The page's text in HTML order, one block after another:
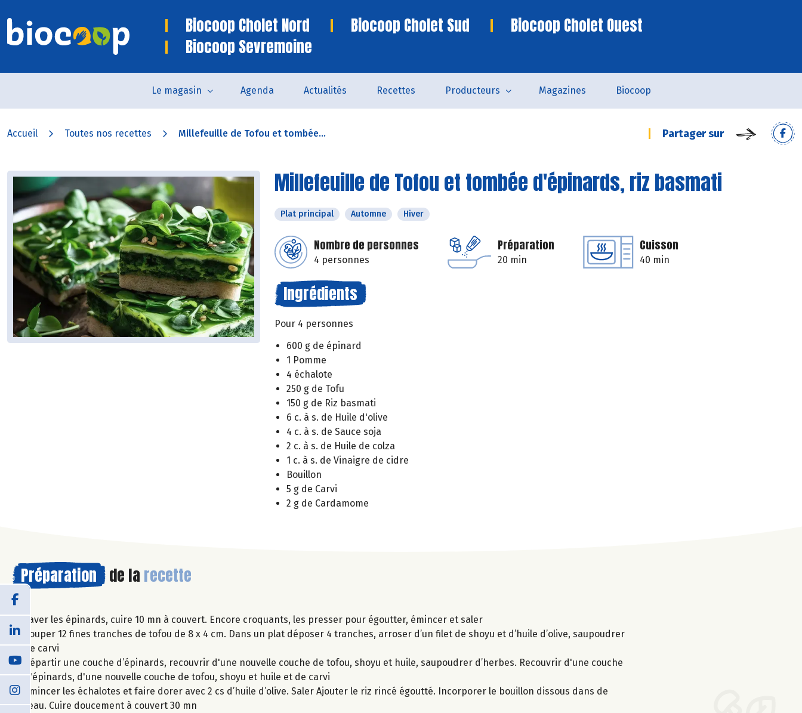
Biocoop Cholet Nord Biocoop Cholet Sud
Biocoop Cholet Ouest
Biocoop Sevremoine
Le magasin Agenda Actualités Recettes Producteurs Magazines Biocoop
Accueil Toutes nos recettes Millefeuille de Tofou et tombée... Partager sur
Millefeuille de Tofou et tombée d'épinards, riz basmati
Plat principal Automne Hiver
Nombre de personnes
4 personnes
Préparation
20 min
Cuisson
40 min
Ingrédients
Pour 4 personnes
600 g de épinard
1 Pomme
4 échalote
250 g de Tofu
150 g de Riz basmati
6 c. à s. de Huile d'olive
4 c. à s. de Sauce soja
2 c. à s. de Huile de colza
1 c. à s. de Vinaigre de cidre
Bouillon
5 g de Carvi
2 g de Cardamome
Préparation de la recette
Laver les épinards, cuire 10 mn à couvert. Encore croquants, les presser pour égoutter, émincer et saler
Couper 12 fines tranches de tofou de 8 x 4 cm. Dans un plat déposer 4 tranches, arroser d’un filet de shoyu et d’huile d’olive, saupoudrer
de carvi
Répartir une couche d’épinards, recouvrir d'une nouvelle couche de tofou, shoyu et huile, saupoudrer d’herbes. Recouvrir d'une couche
d'épinards, d'une nouvelle couche de tofou, shoyu et huile et de carvi
Emincer les échalotes et faire dorer avec 2 cs d’huile d’olive. Saler Ajouter le riz rincé égoutté. Incorporer le bouillon dissous dans de
l’eau. Cuire doucement à couvert 30 mn